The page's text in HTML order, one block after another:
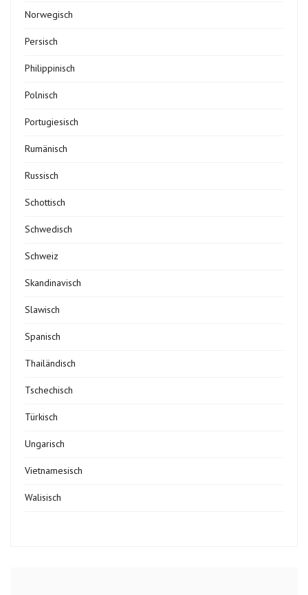
Norwegisch
Persisch
Philippinisch
Polnisch
Portugiesisch
Rumänisch
Russisch
Schottisch
Schwedisch
Schweiz
Skandinavisch
Slawisch
Spanisch
Thailändisch
Tschechisch
Türkisch
Ungarisch
Vietnamesisch
Walisisch